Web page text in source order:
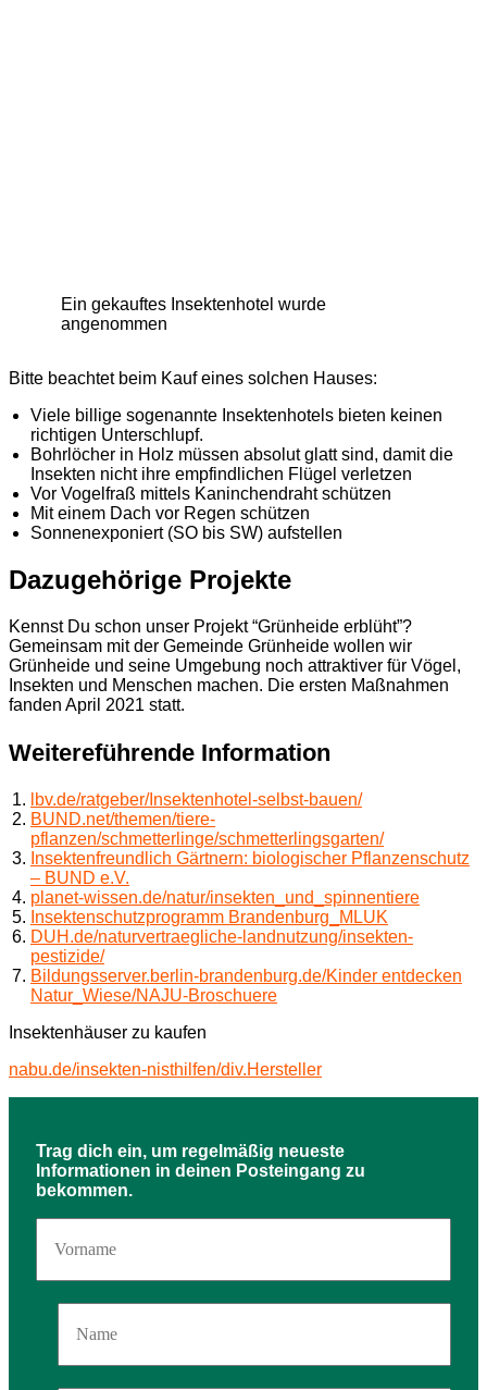
Ein gekauftes Insektenhotel wurde
angenommen
Bitte beachtet beim Kauf eines solchen Hauses:
Viele billige sogenannte Insektenhotels bieten keinen
richtigen Unterschlupf.
Bohrlöcher in Holz müssen absolut glatt sind, damit die
Insekten nicht ihre empfindlichen Flügel verletzen
Vor Vogelfraß mittels Kaninchendraht schützen
Mit einem Dach vor Regen schützen
Sonnenexponiert (SO bis SW) aufstellen
Dazugehörige Projekte
Kennst Du schon unser Projekt “Grünheide erblüht”?
Gemeinsam mit der Gemeinde Grünheide wollen wir
Grünheide und seine Umgebung noch attraktiver für Vögel,
Insekten und Menschen machen. Die ersten Maßnahmen
fanden April 2021 statt.
Weitereführende Information
lbv.de/ratgeber/Insektenhotel-selbst-bauen/
BUND.net/themen/tiere-
pflanzen/schmetterlinge/schmetterlingsgarten/
Insektenfreundlich Gärtnern: biologischer Pflanzenschutz
– BUND e.V.
planet-wissen.de/natur/insekten_und_spinnentiere
Insektenschutzprogramm Brandenburg_MLUK
DUH.de/naturvertraegliche-landnutzung/insekten-
pestizide/
Bildungsserver.berlin-brandenburg.de/Kinder entdecken
Natur_Wiese/NAJU-Broschuere
Insektenhäuser zu kaufen
nabu.de/insekten-nisthilfen/div.Hersteller
Trag dich ein, um regelmäßig neueste
Informationen in deinen Posteingang zu
bekommen.